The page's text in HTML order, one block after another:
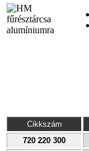
Cikkszám
720 220 300